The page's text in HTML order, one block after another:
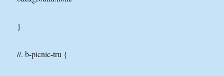
}
//. b-picnic-tru {